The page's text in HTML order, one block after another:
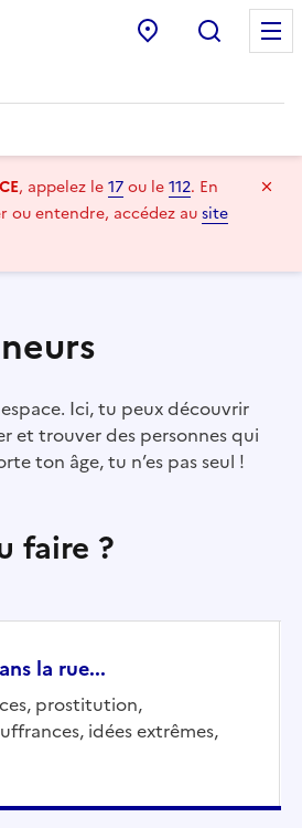
Point d’accueil
, appelez le17ou le112. En
ou entendre, accédez ausite
Ici, tu peux découvrir
et trouver des personnes qui
ton âge, tu n’es pas seul !
faire ?
la rue...
prostitution,
idées extrêmes,